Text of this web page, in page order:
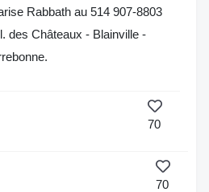
Rabbath au 514 907-8803
des Châteaux - Blainville -
70
70